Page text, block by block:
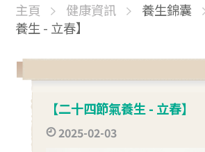
主頁 健康資訊 養生錦囊
養生 - 立春】
【二十四節氣養生 - 立春】
2025-02-03